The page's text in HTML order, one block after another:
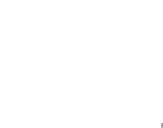
成